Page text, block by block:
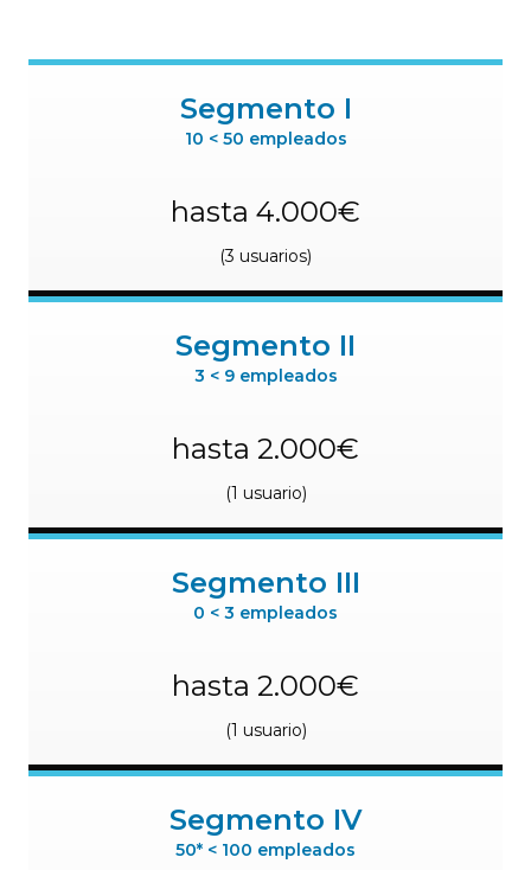
Segmento I
10 < 50 empleados
hasta 4.000€
(3 usuarios)
Segmento II
3 < 9 empleados
hasta 2.000€
(1 usuario)
Segmento III
0 < 3 empleados
hasta 2.000€
(1 usuario)
Segmento IV
50* < 100 empleados